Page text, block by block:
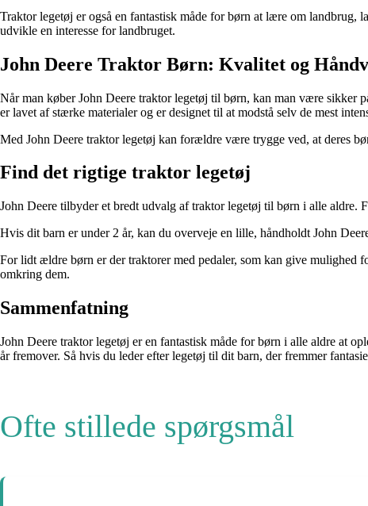
Traktor legetøj er også en fantastisk måde for børn at lære om
udvikle en interesse for landbruget.
John Deere Traktor Børn: Kvalitet og
Når man køber John Deere traktor legetøj til børn, kan man være sikker
er lavet af stærke materialer og er designet til at modstå selv de mest
Med John Deere traktor legetøj kan forældre være trygge ved, at deres
Find det rigtige traktor legetøj
John Deere tilbyder et bredt udvalg af traktor legetøj til børn i alle aldre.
Hvis dit barn er under 2 år, kan du overveje en lille, håndholdt John
For lidt ældre børn er der traktorer med pedaler, som kan give mulighed
omkring dem.
Sammenfatning
John Deere traktor legetøj er en fantastisk måde for børn i alle aldre at
år fremover. Så hvis du leder efter legetøj til dit barn, der fremmer
Ofte stillede spørgsmål